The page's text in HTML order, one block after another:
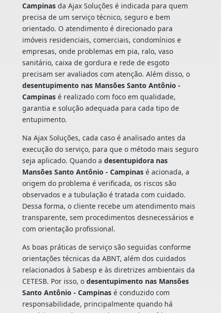
Campinasda Ajax Soluções é indicada para quem
precisa de um serviço técnico, seguro e bem
orientado. O atendimento é direcionado para
imóveis residenciais, comerciais, condomínios e
empresas, onde problemas em pia, ralo, vaso
sanitário, caixa de gordura e rede de esgoto
precisam ser avaliados com atenção. Além disso, o
desentupimento nas Mansões Santo Antônio -
Campinasé realizado com foco em qualidade,
garantia e solução adequada para cada tipo de
entupimento.
Na Ajax Soluções, cada caso é analisado antes da
execução do serviço, para que o método mais seguro
seja aplicado. Quando a desentupidora nas
Mansões Santo Antônio - Campinasé acionada, a
origem do problema é verificada, os riscos são
observados e a tubulação é tratada com cuidado.
Dessa forma, o cliente recebe um atendimento mais
transparente, sem procedimentos desnecessários e
com orientação profissional.
As boas práticas de serviço são seguidas conforme
orientações técnicas da ABNT, além dos cuidados
relacionados à Sabesp e às diretrizes ambientais da
CETESB. Por isso, o desentupimento nas Mansões
Santo Antônio - Campinasé conduzido com
responsabilidade, principalmente quando há